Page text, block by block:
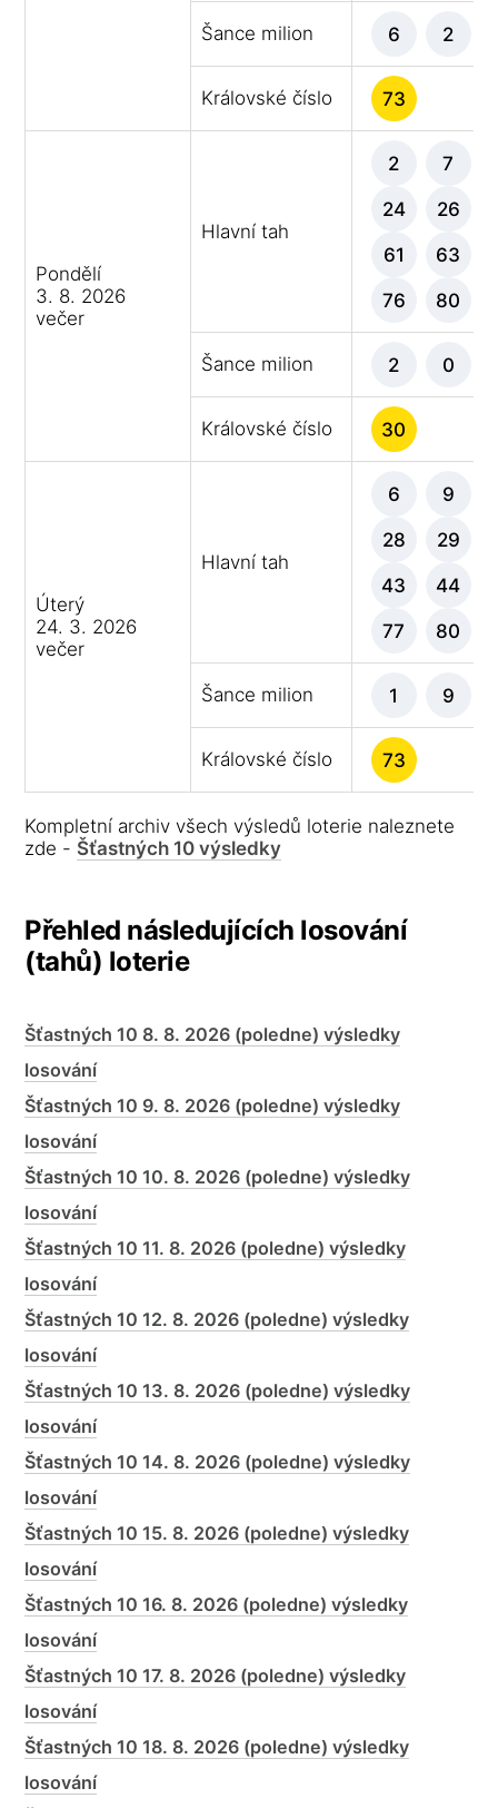
Šance milion 6 2
Královské číslo 73
Pondělí
3. 8. 2026
večer
Hlavní tah
2 7
24 26
61 63
76 80
Šance milion 2 0
Královské číslo 30
Úterý
24. 3. 2026
večer
Hlavní tah
6 9
28 29
43 44
77 80
Šance milion 1 9
Královské číslo 73
Kompletní archiv všech výsledů loterie naleznete
zde - Šťastných 10 výsledky
Přehled následujících losování
(tahů) loterie
Šťastných 10 8. 8. 2026 (poledne) výsledky
losování
Šťastných 10 9. 8. 2026 (poledne) výsledky
losování
Šťastných 10 10. 8. 2026 (poledne) výsledky
losování
Šťastných 10 11. 8. 2026 (poledne) výsledky
losování
Šťastných 10 12. 8. 2026 (poledne) výsledky
losování
Šťastných 10 13. 8. 2026 (poledne) výsledky
losování
Šťastných 10 14. 8. 2026 (poledne) výsledky
losování
Šťastných 10 15. 8. 2026 (poledne) výsledky
losování
Šťastných 10 16. 8. 2026 (poledne) výsledky
losování
Šťastných 10 17. 8. 2026 (poledne) výsledky
losování
Šťastných 10 18. 8. 2026 (poledne) výsledky
losování